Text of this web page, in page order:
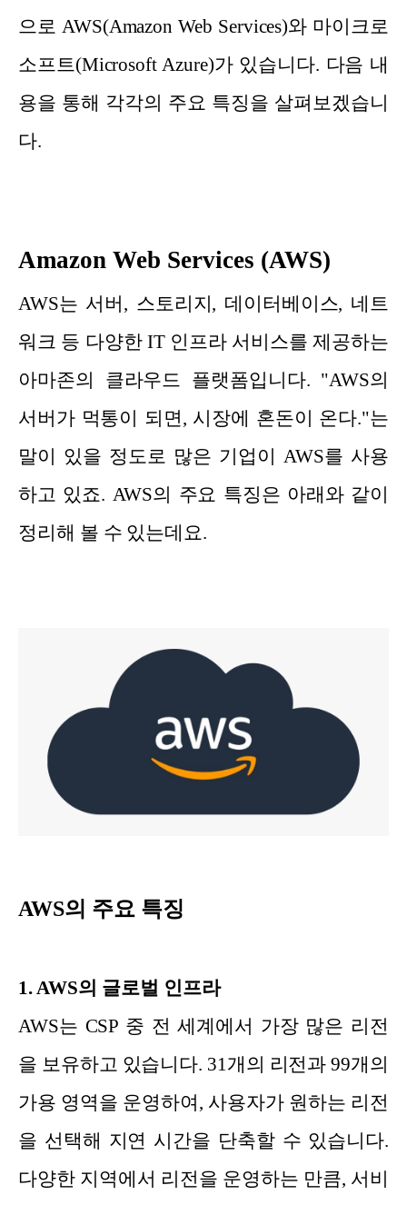
으로 AWS(Amazon Web Services)와 마이크로
소프트(Microsoft Azure)가 있습니다. 다음 내
용을 통해 각각의 주요 특징을 살펴보겠습니
다.
Amazon Web Services (AWS)
AWS는 서버, 스토리지, 데이터베이스, 네트
워크 등 다양한 IT 인프라 서비스를 제공하는
아마존의 클라우드 플랫폼입니다. "AWS의
서버가 먹통이 되면, 시장에 혼돈이 온다."는
말이 있을 정도로 많은 기업이 AWS를 사용
하고 있죠. AWS의 주요 특징은 아래와 같이
정리해 볼 수 있는데요.
AWS의 주요 특징
1. AWS의 글로벌 인프라
AWS는 CSP 중 전 세계에서 가장 많은 리전
을 보유하고 있습니다. 31개의 리전과 99개의
가용 영역을 운영하여, 사용자가 원하는 리전
을 선택해 지연 시간을 단축할 수 있습니다.
다양한 지역에서 리전을 운영하는 만큼, 서비